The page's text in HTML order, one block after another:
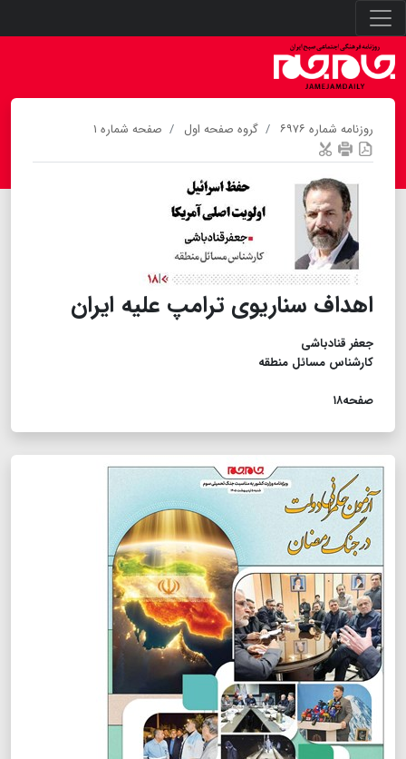
روزنامه شماره ۶۹۷۶ گروه صفحه اول صفحه شماره ۱
اهداف سناریوی ترامپ علیه ایران
جعفر قنادباشی
کارشناس مسائل منطقه
​​​​​​​صفحه۱۸